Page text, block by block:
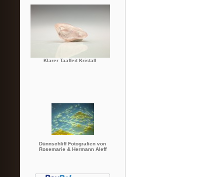
Klarer Taaffeit Kristall
Dünnschliff Fotografien von
Rosemarie & Hermann Aleff